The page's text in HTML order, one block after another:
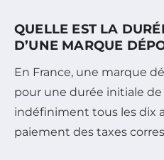
QUELLE EST LA
D’UNE MARQUE
En France, une marque
pour une durée initiale
indéfiniment tous les dix
paiement des taxes